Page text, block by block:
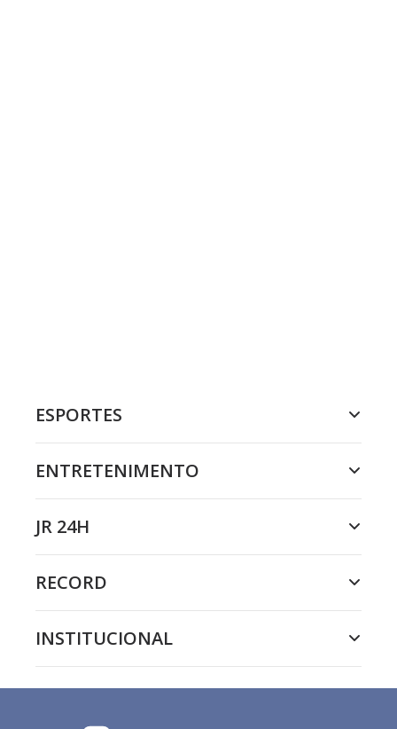
ESPORTES
ENTRETENIMENTO
JR 24H
RECORD
INSTITUCIONAL